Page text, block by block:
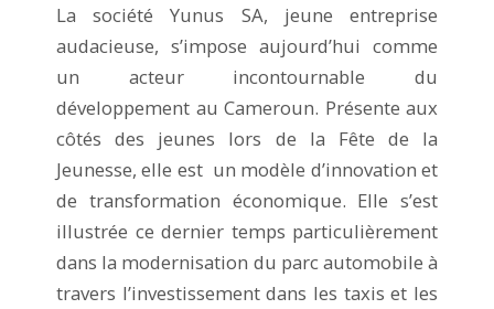
La société Yunus SA, jeune entreprise
audacieuse, s’impose aujourd’hui comme
un acteur incontournable du
développement au Cameroun. Présente aux
côtés des jeunes lors de la Fête de la
Jeunesse, elle est un modèle d’innovation et
de transformation économique. Elle s’est
illustrée ce dernier temps particulièrement
dans la modernisation du parc automobile à
travers l’investissement dans les taxis et les